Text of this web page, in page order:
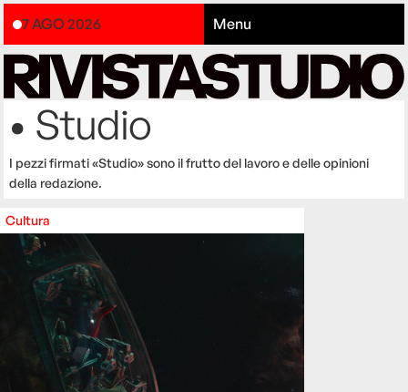
7 AGO 2026 Menu
• Studio
I pezzi firmati «Studio» sono il frutto del lavoro e delle opinioni
della redazione.
Cultura